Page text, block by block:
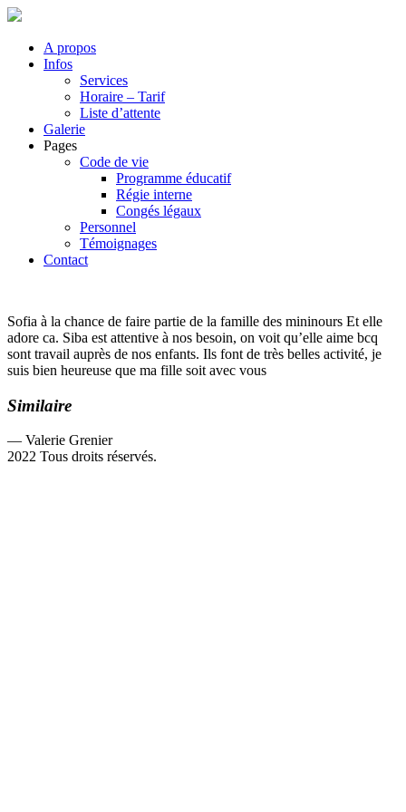
A propos
Infos
Services
Horaire – Tarif
Liste d’attente
Galerie
Pages
Code de vie
Programme éducatif
Régie interne
Congés légaux
Personnel
Témoignages
Contact
Sofia à la chance de faire partie de la famille des mininours Et elle
adore ca. Siba est attentive à nos besoin, on voit qu’elle aime bcq
sont travail auprès de nos enfants. Ils font de très belles activité, je
suis bien heureuse que ma fille soit avec vous
Similaire
— Valerie Grenier
2022 Tous droits réservés.